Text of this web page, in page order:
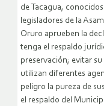
de Tacagua,
legisladores de la
Oruro aprueben la
tenga el respaldo
preservación; evitar
utilizan diferentes
peligro la pureza de
el respaldo del